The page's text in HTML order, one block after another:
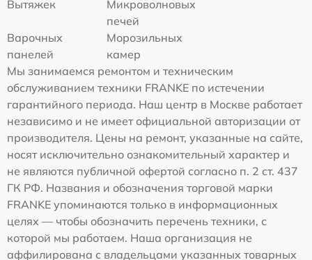
Вытяжек
Микроволновых
печей
Варочных
панелей
Морозильных
камер
Мы занимаемся ремонтом и техническим
обслуживанием техники FRANKE по истечении
гарантийного периода. Наш центр в Москве работает
независимо и не имеет официальной авторизации от
производителя. Цены на ремонт, указанные на сайте,
носят исключительно ознакомительный характер и
не являются публичной офертой согласно п. 2 ст. 437
ГК РФ. Названия и обозначения торговой марки
FRANKE упоминаются только в информационных
целях — чтобы обозначить перечень техники, с
которой мы работаем. Наша организация не
аффилирована с владельцами указанных товарных